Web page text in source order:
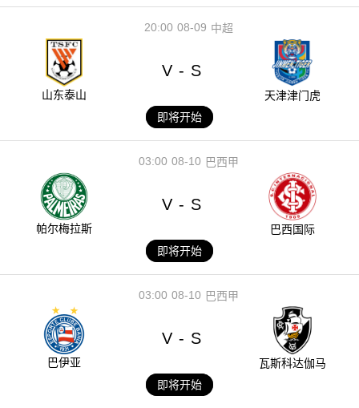
08-09
20:00 中超
山东泰山
V - S
天津津门虎
即将开始
08-10
03:00 巴西甲
帕尔梅拉斯
V - S
巴西国际
即将开始
08-10
03:00 巴西甲
巴伊亚
V - S
瓦斯科达伽马
即将开始